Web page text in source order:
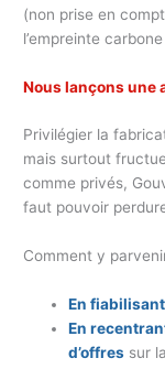
(non prise en
l’empreinte
Nous lançons une
Privilégier la
mais surtout
comme privés,
faut pouvoir
Comment y
En
En
d’offres sur